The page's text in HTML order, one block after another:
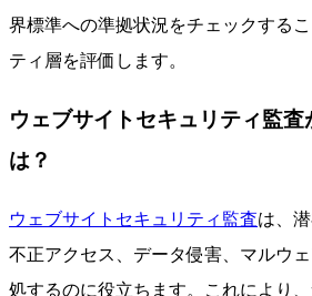
界標準への準拠状況をチェックする
ティ層を評価します。
ウェブサイトセキュリティ監査
は？
ウェブサイトセキュリティ監査は、
不正アクセス、データ侵害、マルウ
処するのに役立ちます。これにより